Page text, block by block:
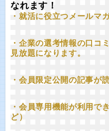
なれます！
・就活に役立つメールマ
・企業の選考情報の口コ
見放題になります。
・会員限定公開の記事が
・会員専用機能が利用で
ど）